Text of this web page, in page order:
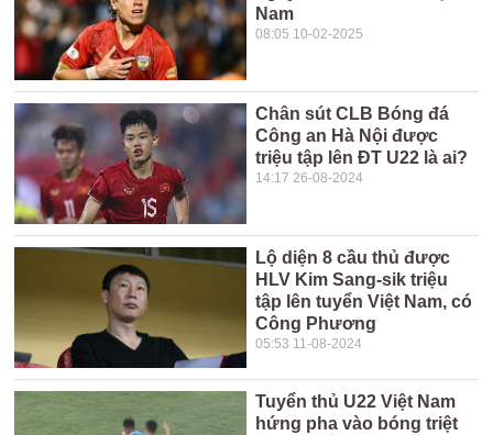
Nam
08:05 10-02-2025
Chân sút CLB Bóng đá
Công an Hà Nội được
triệu tập lên ĐT U22 là ai?
14:17 26-08-2024
Lộ diện 8 cầu thủ được
HLV Kim Sang-sik triệu
tập lên tuyển Việt Nam, có
Công Phương
05:53 11-08-2024
Tuyển thủ U22 Việt Nam
hứng pha vào bóng triệt